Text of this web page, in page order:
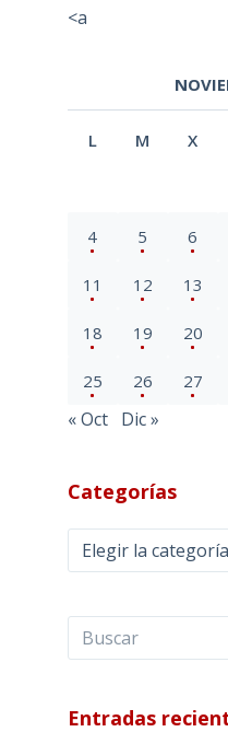
<a
L M X
4 5 6
11 12 13
18 19 20
25 26 27
« Oct Dic »
Categorías
Categorías
Entradas